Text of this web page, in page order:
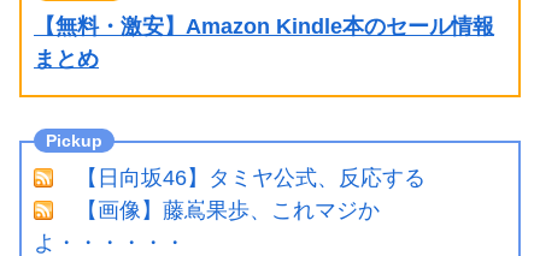
【無料・激安】Amazon Kindle本のセール情報
まとめ
【日向坂46】タミヤ公式、反応する
【画像】藤嶌果歩、これマジか
よ・・・・・・